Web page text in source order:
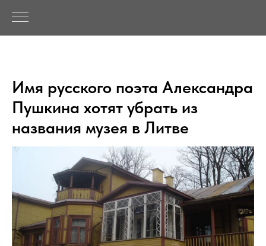
Имя русского поэта Александра
Пушкина хотят убрать из
названия музея в Литве